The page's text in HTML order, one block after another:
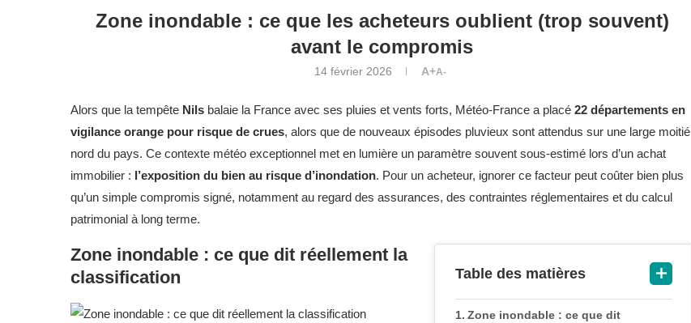
Zone inondable : ce que les acheteurs oublient (trop souvent)
avant le compromis
14 février 2026 A+A-
Alors que la tempête Nils balaie la France avec ses pluies et vents forts, Météo-France a placé 22 départements en
vigilance orange pour risque de crues, alors que de nouveaux épisodes pluvieux sont attendus sur une large moitié
nord du pays. Ce contexte météo exceptionnel met en lumière un paramètre souvent sous-estimé lors d’un achat
immobilier : l’exposition du bien au risque d’inondation. Pour un acheteur, ignorer ce facteur peut coûter bien plus
qu’un simple compromis signé, notamment au regard des assurances, des contraintes réglementaires et du calcul
patrimonial à long terme.
Table des matières
Zone inondable : ce que dit
Zone inondable : ce que dit réellement la
classification